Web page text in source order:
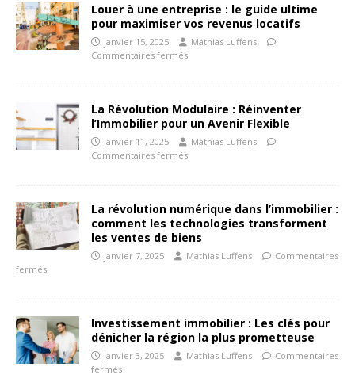
Louer à une entreprise : le guide ultime
pour maximiser vos revenus locatifs
janvier 15, 2025
Mathias Luffens
Commentaires fermés
La Révolution Modulaire : Réinventer
l’Immobilier pour un Avenir Flexible
janvier 11, 2025
Mathias Luffens
Commentaires fermés
La révolution numérique dans l’immobilier :
comment les technologies transforment
les ventes de biens
janvier 7, 2025 Mathias Luffens
Commentaires
fermés
Investissement immobilier : Les clés pour
dénicher la région la plus prometteuse
janvier 3, 2025 Mathias Luffens
Commentaires
fermés